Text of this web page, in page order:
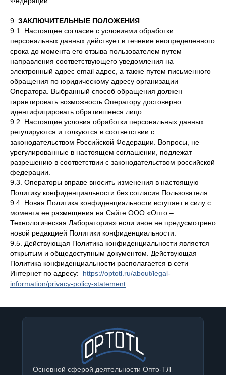
9. ЗАКЛЮЧИТЕЛЬНЫЕ ПОЛОЖЕНИЯ
9.1. Настоящее согласие с условиями обработки
персональных данных действует в течение неопределенного
срока до момента его отзыва пользователем путем
направления соответствующего уведомления на
электронный адрес email адрес, а также путем письменного
обращения по юридическому адресу организации
Оператора. Выбранный способ обращения должен
гарантировать возможность Оператору достоверно
идентифицировать обратившееся лицо.
9.2. Настоящие условия обработки персональных данных
регулируются и толкуются в соответствии с
законодательством Российской Федерации. Вопросы, не
урегулированные в настоящем соглашении, подлежат
разрешению в соответствии с законодательством российской
федерации.
9.3. Операторы вправе вносить изменения в настоящую
Политику конфиденциальности без согласия Пользователя.
9.4. Новая Политика конфиденциальности вступает в силу с
момента ее размещения на Сайте ООО «Опто –
Технологическая Лаборатория» если иное не предусмотрено
новой редакцией Политики конфиденциальности.
9.5. Действующая Политика конфиденциальности является
открытым и общедоступным документом. Действующая
Политика конфиденциальности располагается в сети
Интернет по адресу: https://optotl.ru/about/legal-
information/privacy-policy-statement
Основной сферой деятельности Опто-ТЛ